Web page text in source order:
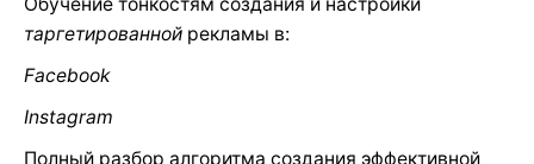
таргетированной рекламы в:
Facebook
Instagram
Полный разбор алгоритма создания эффективной